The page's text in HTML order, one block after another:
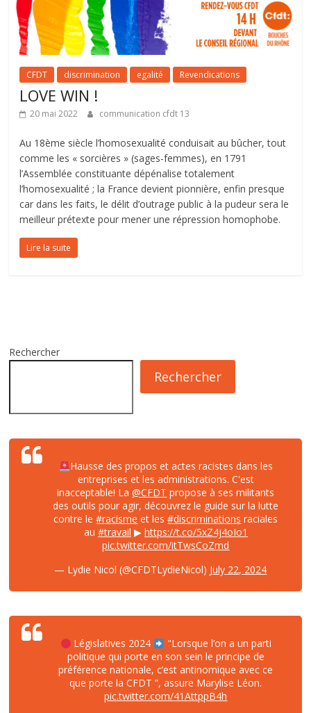
CFDT discrimination egalité Revendications
LOVE WIN !
20 mai 2022 communication cfdt 13
Au 18ème siècle l’homosexualité conduisait au bûcher, tout
comme les « sorcières » (sages-femmes), en 1791
l’Assemblée constituante dépénalise totalement
l’homosexualité ; la France devient pionnière, enfin presque
car dans les faits, le délit d’outrage public à la pudeur sera le
meilleur prétexte pour mener une répression homophobe.
Lire la suite
Rechercher
Rechercher
Hausse des propos et actes racistes dans les
entreprises et les administrations. C'est
inacceptable! La@CFDT propose à ses militants
des outils pour agir, découvrez le guide sur la lutte
contre le#racisme et les#discriminations raciales
au #travail ▶ https://t.co/5xZ4j4oIo1
pic.twitter.com/itTwsCoZmd
— Lydie Nicol (@CFDTLydieNicol) July 22, 2024
Législatives 2024
"Lorsque l’on a un parti
politique qui porte en son sein le principe de
préférence nationale, c’est antinomique avec ce
que porte la CFDT ”, assure Marylise Léon.
pic.twitter.com/41AttppB4h